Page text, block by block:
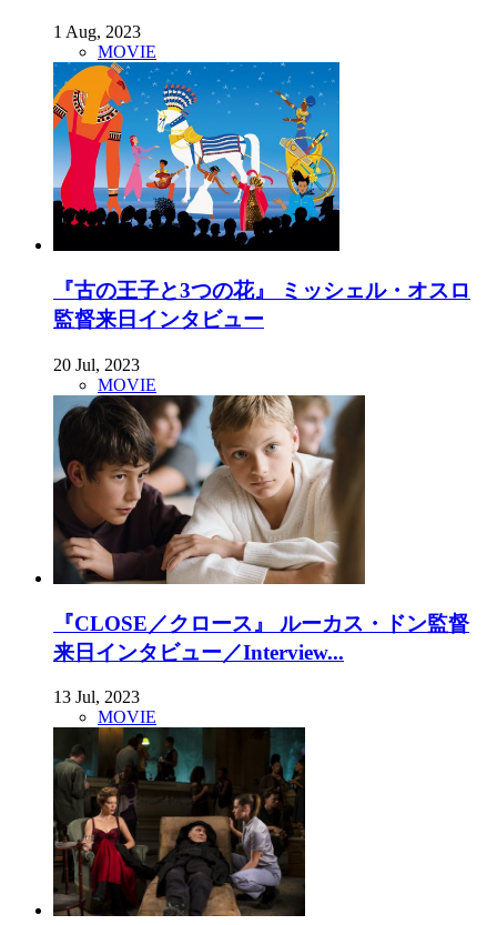
1 Aug, 2023
MOVIE
『古の王子と3つの花』 ミッシェル・オスロ
監督来日インタビュー
20 Jul, 2023
MOVIE
『CLOSE／クロース』 ルーカス・ドン監督
来日インタビュー／Interview...
13 Jul, 2023
MOVIE